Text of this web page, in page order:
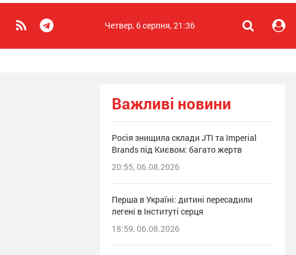
Четвер, 6 серпня, 21:36
Важливі новини
Росія знищила склади JTI та Imperial
Brands під Києвом: багато жертв
20:55, 06.08.2026
Перша в Україні: дитині пересадили
легені в Інституті серця
18:59, 06.08.2026